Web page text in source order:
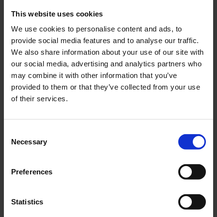
This website uses cookies
We use cookies to personalise content and ads, to
provide social media features and to analyse our traffic.
We also share information about your use of our site with
our social media, advertising and analytics partners who
may combine it with other information that you’ve
provided to them or that they’ve collected from your use
of their services.
Necessary
Preferences
Statistics
Stjärnskruv M4x10mm
T074-55-2031
5
Tändstiftsnyckel
ihopfällbar Universal
T028-01-77-601
79